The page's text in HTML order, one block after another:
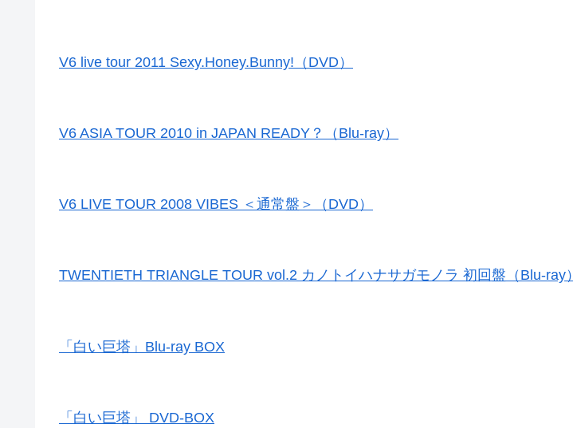
V6 live tour 2011 Sexy.Honey.Bunny!（DVD）
V6 ASIA TOUR 2010 in JAPAN READY？（Blu-ray）
V6 LIVE TOUR 2008 VIBES ＜通常盤＞（DVD）
TWENTIETH TRIANGLE TOUR vol.2 カノトイハナサガモノラ 初回盤（Blu-ray）
「白い巨塔」Blu-ray BOX
「白い巨塔」 DVD-BOX